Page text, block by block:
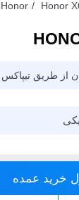
/ Honor
تیپاکس فقط 90
خرید عمده